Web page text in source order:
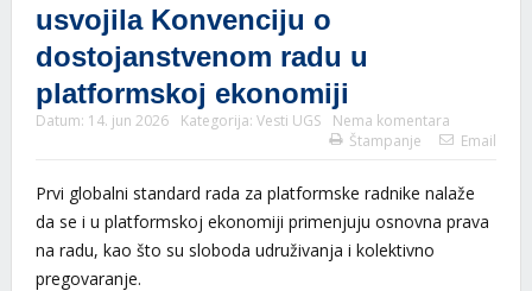
usvojila Konvenciju o
dostojanstvenom radu u
platformskoj ekonomiji
Datum: 14. jun 2026 Kategorija: Vesti UGS
Nema komentara
Štampanje
Email
Prvi globalni standard rada za platformske radnike nalaže
da se i u platformskoj ekonomiji primenjuju osnovna prava
na radu, kao što su sloboda udruživanja i kolektivno
pregovaranje.